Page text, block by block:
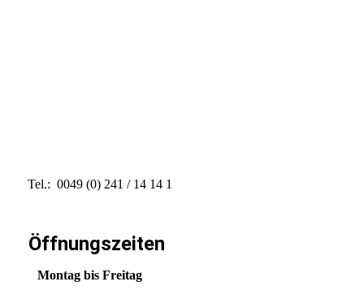
Tel.: 0049 (0) 241 / 14 14 1
Öffnungszeiten
Montag bis Freitag